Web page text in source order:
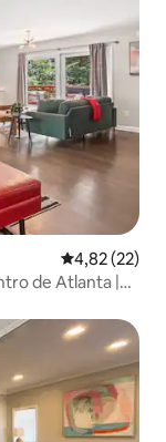
4,82 de uma
4,82 (22)
de Atlanta |